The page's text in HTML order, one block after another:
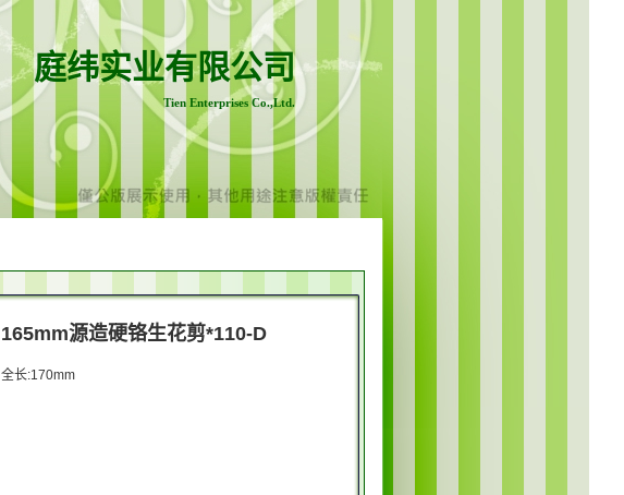
庭纬实业有限公司
Tien Enterprises Co.,Ltd.
165mm源造硬铬生花剪*110-D
全长:170mm